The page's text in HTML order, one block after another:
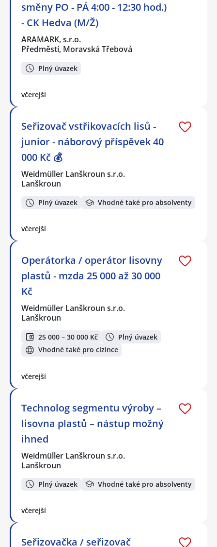
směny PO - PÁ 4:00 - 12:30 hod.)
- CK Hedva (M/Ž)
ARAMARK, s.r.o.
Předměstí, Moravská Třebová
Plný úvazek
včerejší
Seřizovač vstřikovacích lisů -
junior - náborový příspěvek 40
000 Kč 💰
Weidmüller Lanškroun s.r.o.
Lanškroun
Plný úvazek Vhodné také pro absolventy
včerejší
Operátorka / operátor lisovny
plastů - mzda 25 000 až 30 000
Kč
Weidmüller Lanškroun s.r.o.
Lanškroun
25 000 – 30 000 Kč
Plný úvazek
Vhodné také pro cizince
včerejší
Technolog segmentu výroby –
lisovna plastů – nástup možný
ihned
Weidmüller Lanškroun s.r.o.
Lanškroun
Plný úvazek Vhodné také pro absolventy
včerejší
Seřizovačka / seřizovač